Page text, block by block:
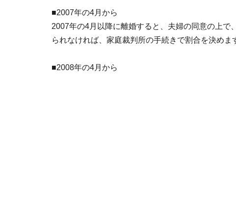
■2007年の4月から
2007年の4月以降に離婚すると、夫婦の同意の上
られなければ、家庭裁判所の手続きで割合を決めま
■2008年の4月から